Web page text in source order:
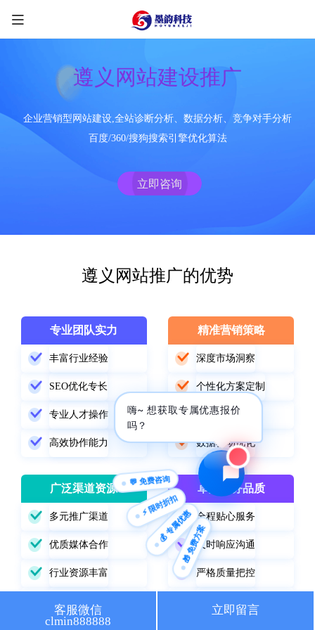
遵义网站建设推广
企业营销型网站建设,全站诊断分析、数据分析、竞争对手分析
百度/360/搜狗搜索引擎优化算法
立即咨询
遵义网站推广的优势
专业团队实力
丰富行业经验
SEO优化专长
专业人才操作
高效协作能力
精准营销策略
深度市场洞察
个性化方案定制
精准定位受众
数据驱动优化
广泛渠道资源
多元推广渠道
优质媒体合作
行业资源丰富
卓越服务品质
全程贴心服务
及时响应沟通
严格质量把控
客服微信
clmin888888
立即留言
🎁 免费方案
💰 专属优惠
⚡ 限时折扣
💬 免费咨询
嗨~ 想获取专属优惠报价
吗？
限时优惠咨询中
🔍 SEO优化 🎬 短视频
📍 GEO推广
📢 信息流 ✏️ 其他
咨询内容
获取最低报价